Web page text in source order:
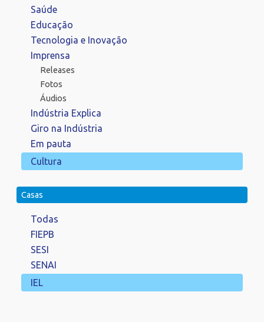
Saúde
Educação
Tecnologia e Inovação
Imprensa
Releases
Fotos
Áudios
Indústria Explica
Giro na Indústria
Em pauta
Cultura
Casas
Todas
FIEPB
SESI
SENAI
IEL